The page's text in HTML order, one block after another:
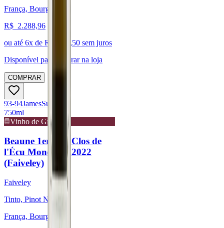
França, Bourgogne
R$ 2.288,96
ou até 6x de R$ 381,50 sem juros
Disponível para:
Retirar na loja
COMPRAR
93-94JamesSuckling
750ml
Vinho de Guarda
Beaune 1er Cru Clos de
l'Écu Monopole 2022
(Faiveley)
Faiveley
Tinto, Pinot Noir
França, Bourgogne